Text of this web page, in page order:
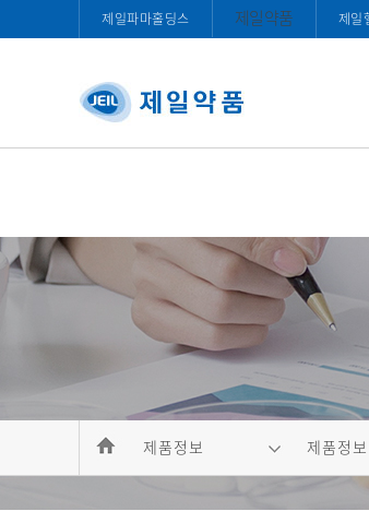
제일파마홀딩스 제일약품 제일
제품정보 제품정